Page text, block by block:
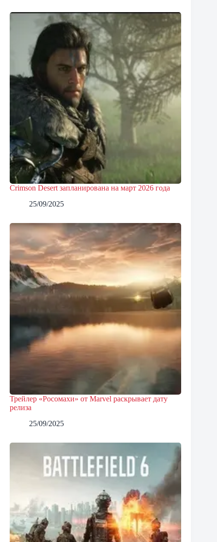
Crimson Desert запланирована на март 2026 года
25/09/2025
Трейлер «Росомахи» от Marvel раскрывает дату
релиза
25/09/2025